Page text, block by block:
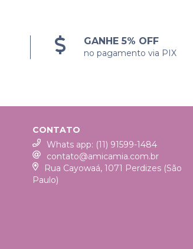
GANHE 5% OFF
no pagamento via PIX
CONTATO
Whats app: (11) 91599-1484
contato@amicamia.com.br
Rua Cayowaá, 1071 Perdizes (São
Paulo)